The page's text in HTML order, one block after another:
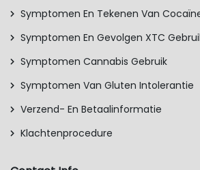
Symptomen En Tekenen Van
Symptomen En Gevolgen XTC
Symptomen Cannabis Gebruik
Symptomen Van Gluten Intolerantie
Verzend- En Betaalinformatie
Klachtenprocedure